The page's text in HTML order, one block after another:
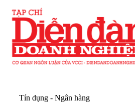
Tín dụng - Ngân hàng